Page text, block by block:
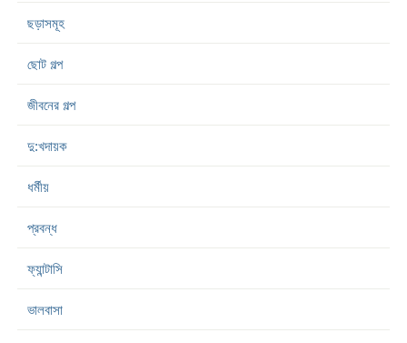
ছড়াসমূহ
ছোট গল্প
জীবনের গল্প
দু:খদায়ক
ধর্মীয়
প্রবন্ধ
ফ্যান্টাসি
ভালবাসা